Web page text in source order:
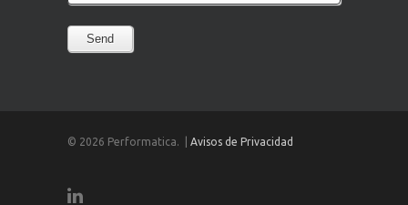
Send
© 2026 Performatica. | Avisos de Privacidad